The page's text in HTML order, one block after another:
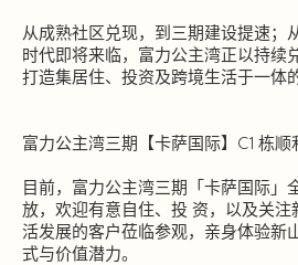
从成熟社区兑现，到三期建设提速；
时代即将来临，富力公主湾正以持续
打造集居住、投资及跨境生活于一体
富力公主湾三期【卡萨国际】C1 栋顺
目前，富力公主湾三期「卡萨国际」
放，欢迎有意自住、投 资，以及关注
活发展的客户莅临参观，亲身体验新
式与价值潜力。